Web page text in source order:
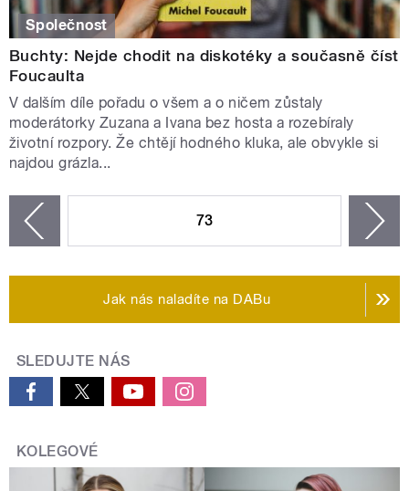
Společnost
Buchty: Nejde chodit na diskotéky a současně číst
Foucaulta
V dalším díle pořadu o všem a o ničem zůstaly
moderátorky Zuzana a Ivana bez hosta a rozebíraly
životní rozpory. Že chtějí hodného kluka, ale obvykle si
najdou grázla...
73
Jak nás naladíte na DABu
SLEDUJTE NÁS
KOLEGOVÉ